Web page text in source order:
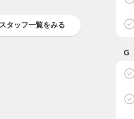
G
タッフ一覧をみる